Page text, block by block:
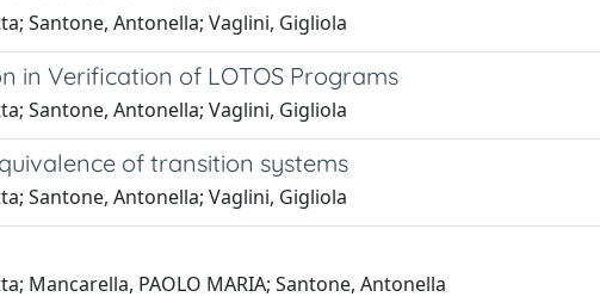
Santone, Antonella; Vaglini, Gigliola
in Verification of LOTOS Programs
Santone, Antonella; Vaglini, Gigliola
of transition systems
Santone, Antonella; Vaglini, Gigliola
Mancarella, PAOLO MARIA; Santone, Antonella